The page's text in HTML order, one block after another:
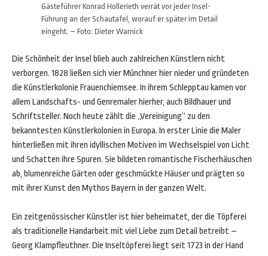
Gästeführer Konrad Hollerieth verrät vor jeder Insel-
Führung an der Schautafel, worauf er später im Detail
eingeht. – Foto: Dieter Warnick
Die Schönheit der Insel blieb auch zahlreichen Künstlern nicht
verborgen. 1828 ließen sich vier Münchner hier nieder und gründeten
die Künstlerkolonie Frauenchiemsee. In ihrem Schlepptau kamen vor
allem Landschafts- und Genremaler hierher, auch Bildhauer und
Schriftsteller. Noch heute zählt die „Vereinigung“ zu den
bekanntesten Künstlerkolonien in Europa. In erster Linie die Maler
hinterließen mit ihren idyllischen Motiven im Wechselspiel von Licht
und Schatten ihre Spuren. Sie bildeten romantische Fischerhäuschen
ab, blumenreiche Gärten oder geschmückte Häuser und prägten so
mit ihrer Kunst den Mythos Bayern in der ganzen Welt.
Ein zeitgenössischer Künstler ist hier beheimatet, der die Töpferei
als traditionelle Handarbeit mit viel Liebe zum Detail betreibt –
Georg Klampfleuthner. Die Inseltöpferei liegt seit 1723 in der Hand